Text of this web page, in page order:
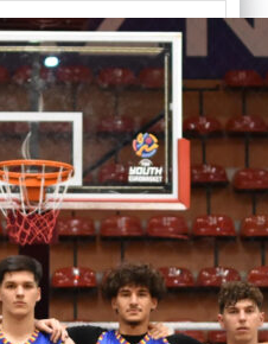
C
Матч сыгран 0